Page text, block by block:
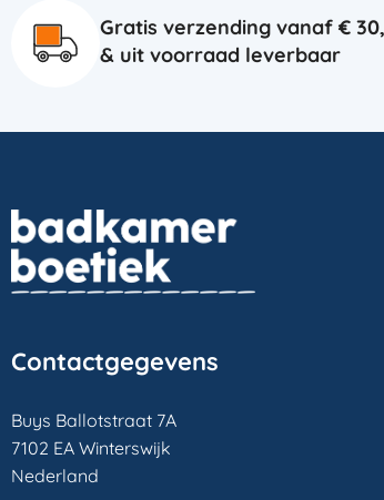
Gratis verzending vanaf €
& uit voorraad leverbaar
Contactgegevens
Buys Ballotstraat 7A
7102 EA Winterswijk
Nederland